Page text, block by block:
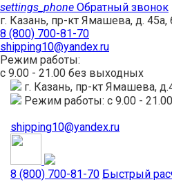
settings_phone Обратный звонок
г. Казань, пр-кт Ямашева, д. 45а,
8 (800) 700-81-70
shipping10@yandex.ru
Режим работы:
с 9.00 - 21.00 без выходных
г. Казань, пр-кт Ямашева,
Режим работы: с 9.00 -
shipping10@yandex.ru
8 (800) 700-81-70 Быстрый